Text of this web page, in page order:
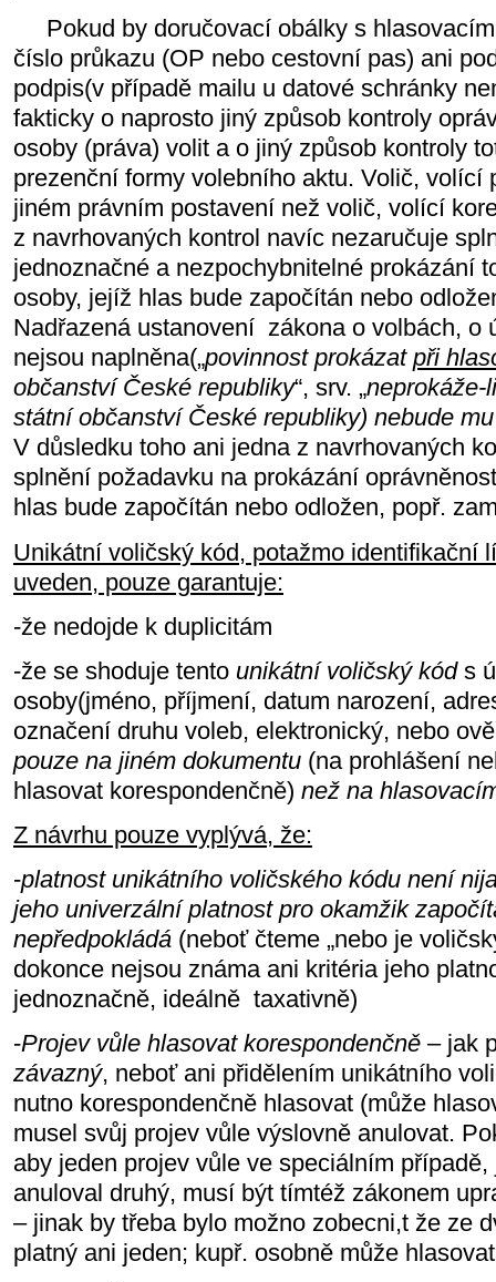
Pokud by doručovací obálky s
číslo průkazu (OP nebo cestovní pas) ani
podpis(v případě mailu u datové schránky
fakticky o naprosto jiný způsob kontroly
osoby (práva) volit a o jiný způsob kontroly
prezenční formy volebního aktu. Volič, volící
jiném právním postavení než volič, volící
z navrhovaných kontrol navíc nezaručuje
jednoznačné a nezpochybnitelné prokázání
osoby, jejíž hlas bude započítán nebo
Nadřazená ustanovení zákona o volbách, o
nejsou naplněna(„povinnost prokázat při
občanství České republiky“, srv. „neprokáže-
státní občanství České republiky) nebude
V důsledku toho ani jedna z navrhovaných
splnění požadavku na prokázání
hlas bude započítán nebo odložen, popř.
Unikátní voličský kód, potažmo identifikační
uveden, pouze garantuje:
-že nedojde k duplicitám
-že se shoduje tento unikátní voličský kóds
osoby(jméno, příjmení, datum narození,
označení druhu voleb, elektronický, nebo
pouze na jiném dokumentu (na prohlášení
hlasovat korespondenčně) než na
Z návrhu pouze vyplývá, že:
-platnost unikátního voličského kódu není
jeho univerzální platnost pro okamžik
nepředpokládá (neboť čteme „nebo je
dokonce nejsou známa ani kritéria jeho
jednoznačně, ideálně taxativně)
-Projev vůle hlasovat korespondenčně – jak
závazný, neboť ani přidělením unikátního
nutno korespondenčně hlasovat (může
musel svůj projev vůle výslovně anulovat.
aby jeden projev vůle ve speciálním
anuloval druhý, musí být tímtéž zákonem
– jinak by třeba bylo možno zobecni,t že ze
platný ani jeden; kupř. osobně může